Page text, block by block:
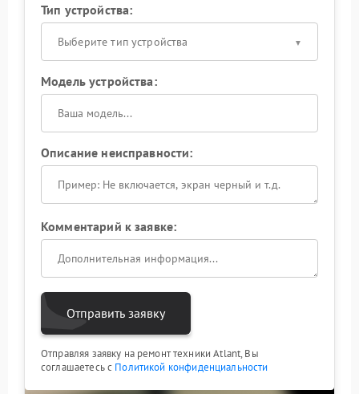
Тип устройства:
Выберите тип устройства
Модель устройства:
Описание неисправности:
Комментарий к заявке:
Отправить заявку
Отправляя заявку на ремонт техники Atlant, Вы
соглашаетесь с Политикой конфиденциальности